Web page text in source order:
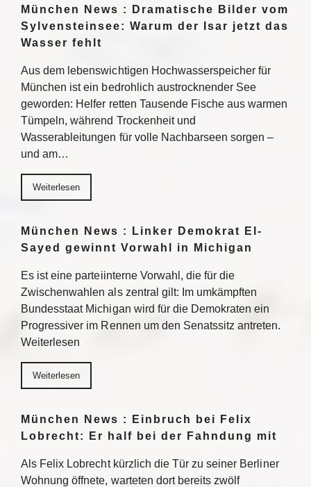
München News : Dramatische Bilder vom
Sylvensteinsee: Warum der Isar jetzt das
Wasser fehlt
Aus dem lebenswichtigen Hochwasserspeicher für
München ist ein bedrohlich austrocknender See
geworden: Helfer retten Tausende Fische aus warmen
Tümpeln, während Trockenheit und
Wasserableitungen für volle Nachbarseen sorgen –
und am…
Weiterlesen
München News : Linker Demokrat El-
Sayed gewinnt Vorwahl in Michigan
Es ist eine parteiinterne Vorwahl, die für die
Zwischenwahlen als zentral gilt: Im umkämpften
Bundesstaat Michigan wird für die Demokraten ein
Progressiver im Rennen um den Senatssitz antreten.
Weiterlesen
Weiterlesen
München News : Einbruch bei Felix
Lobrecht: Er half bei der Fahndung mit
Als Felix Lobrecht kürzlich die Tür zu seiner Berliner
Wohnung öffnete, warteten dort bereits zwölf